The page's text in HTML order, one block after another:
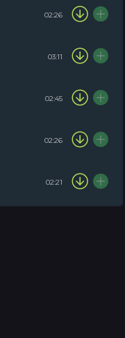
02:26
03:11
02:45
02:26
02:21